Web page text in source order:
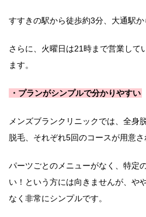
すすきの駅から徒歩約3分、大通駅か
さらに、火曜日は21時まで営業して
ます。
・プランがシンプルで分かりやすい
メンズブランクリニックでは、全身
脱毛、それぞれ5回のコースが用意さ
パーツごとのメニューがなく、特定
い！という方には向きませんが、や
なく非常にシンプルです。